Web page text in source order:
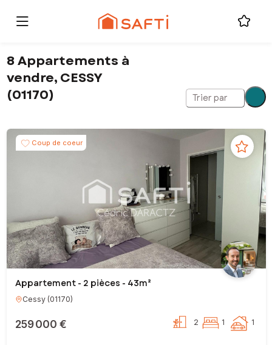
8 Appartements à
vendre, CESSY
(01170)
Trier par
Coup de coeur
Appartement - 2 pièces - 43m²
Cessy(01170)
259 000 € 2 1 1